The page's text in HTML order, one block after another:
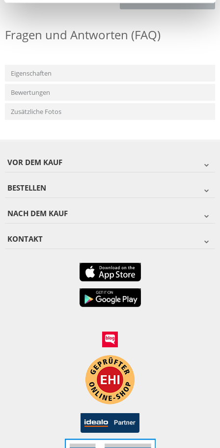
Fragen und Antworten (FAQ)
Eigenschaften
Bewertungen
Zusätzliche Fotos
VOR DEM KAUF
BESTELLEN
NACH DEM KAUF
KONTAKT